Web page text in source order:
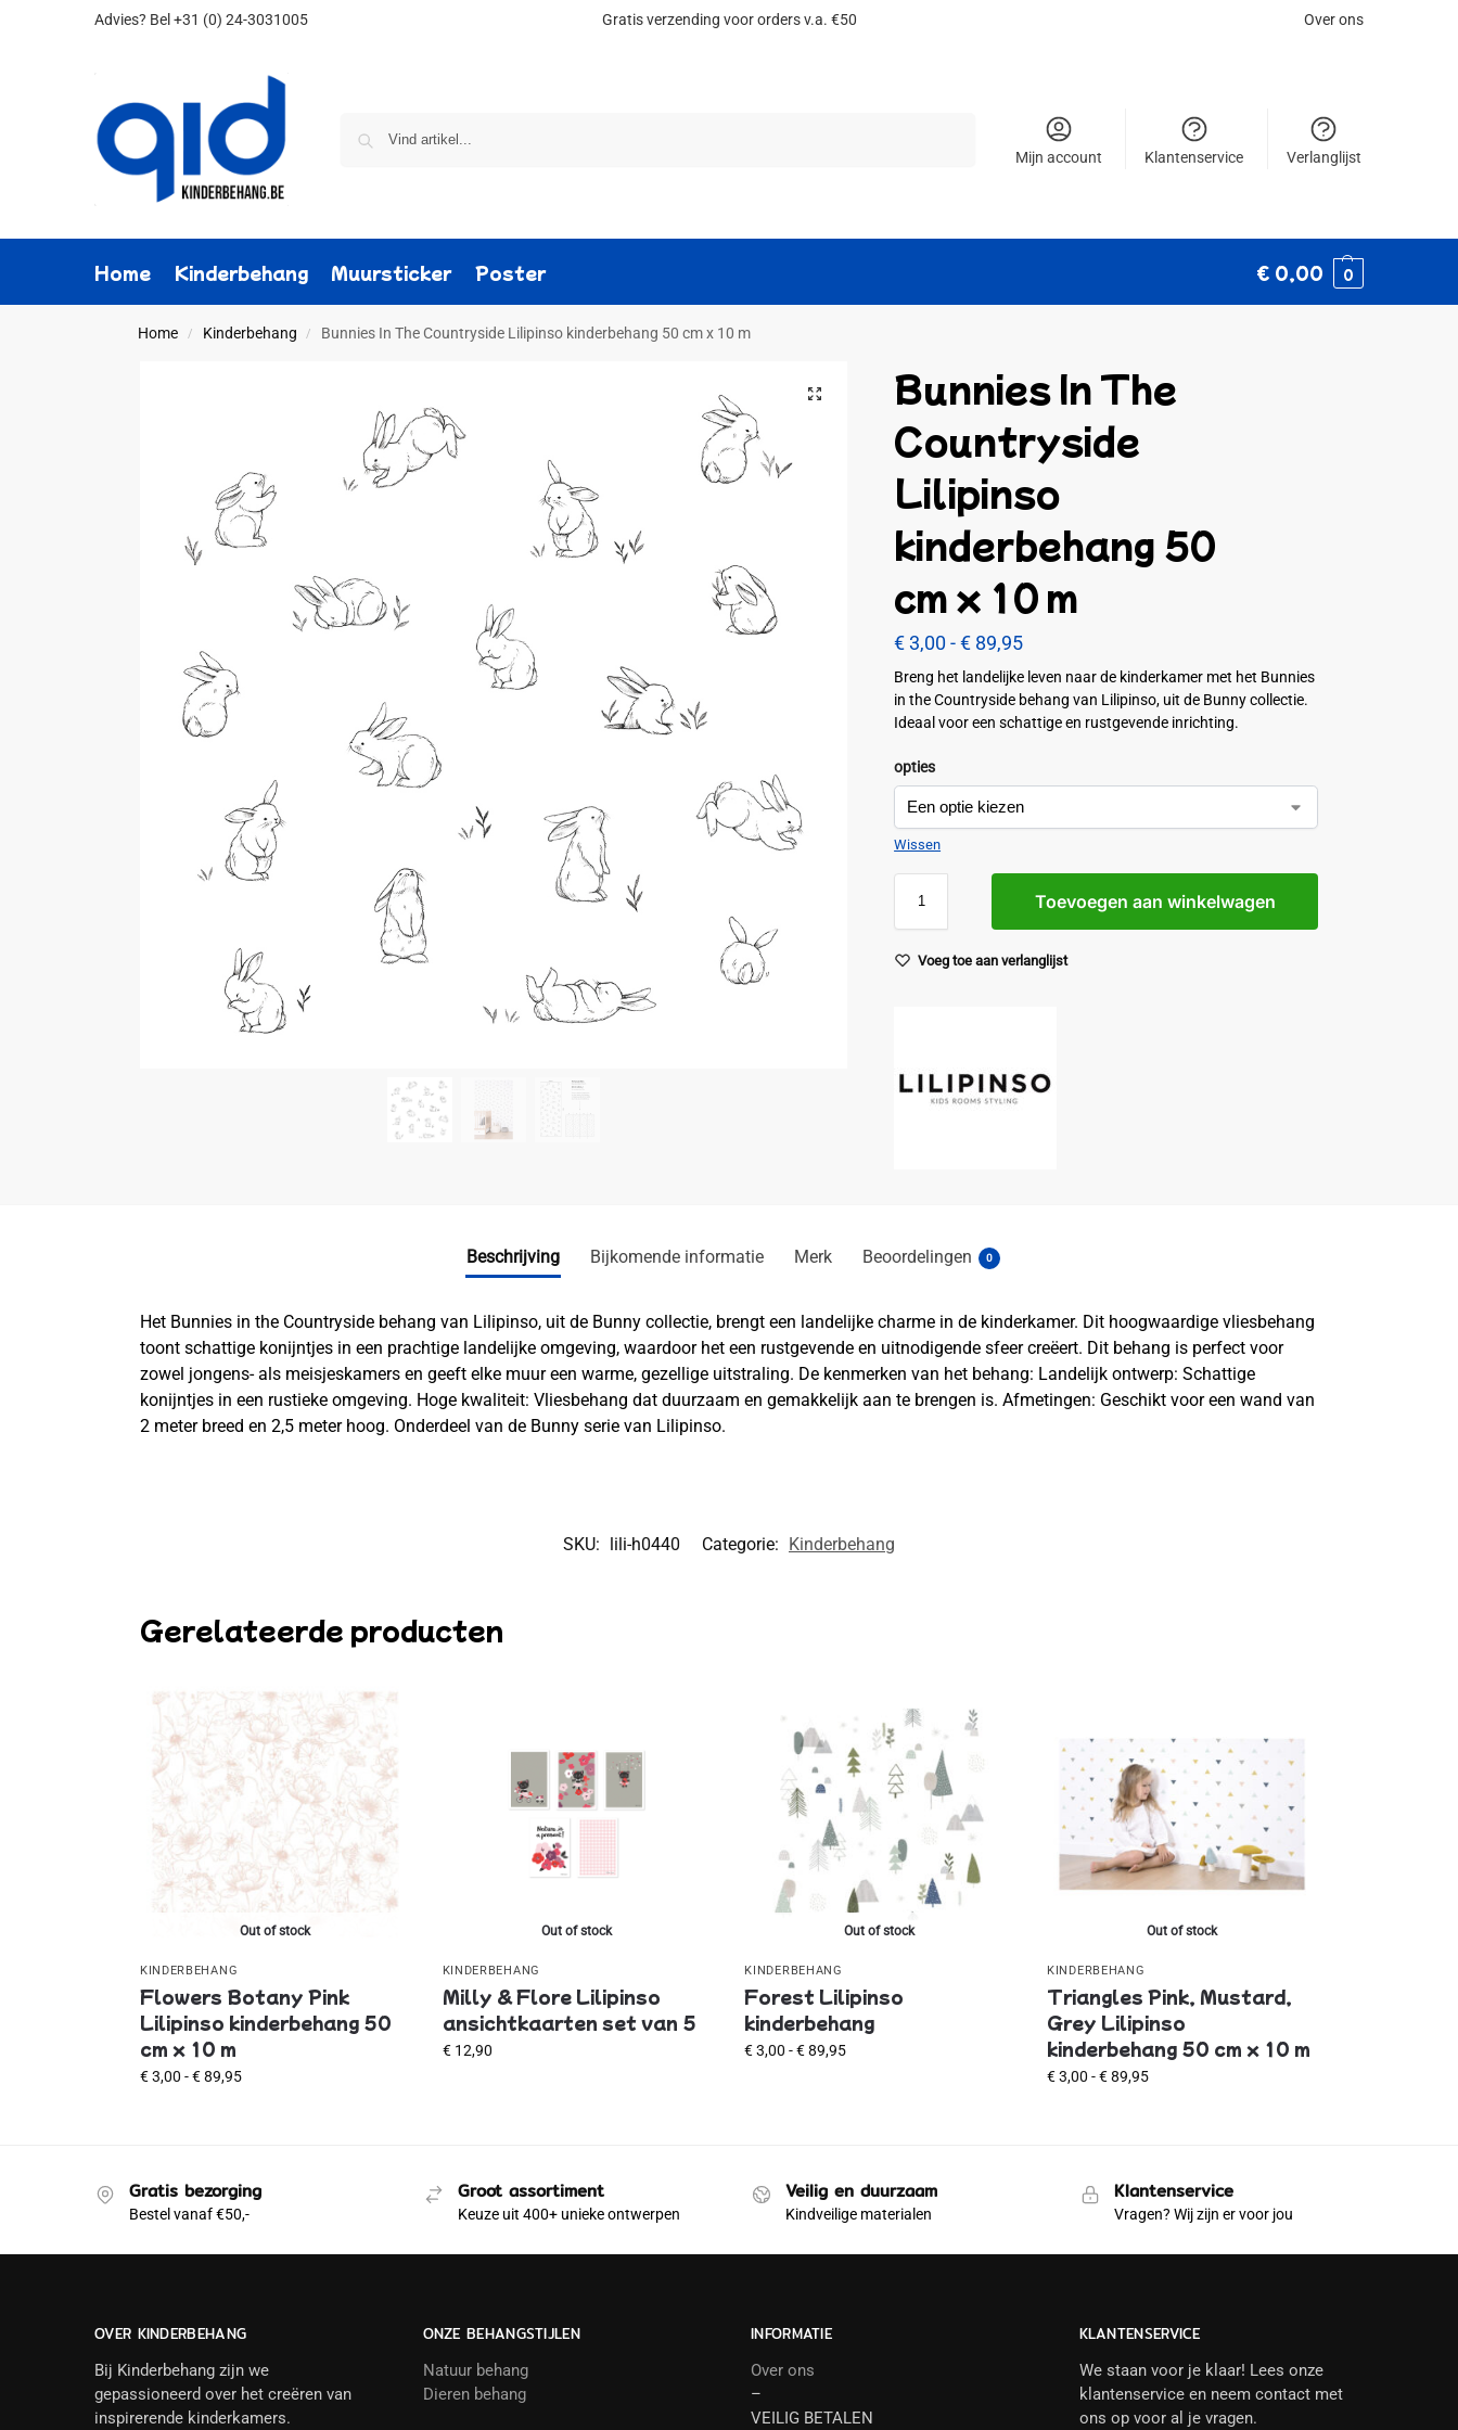
Advies? Bel +31 (0) 24-3031005 Gratis verzending voor orders v.a. €50 Over ons
Mijn account Klantenservice Verlanglijst
Home Kinderbehang Muursticker Poster € 0,00 0
Home / Kinderbehang / Bunnies In The Countryside Lilipinso kinderbehang 50 cm x 10 m
Bunnies In The
Countryside
Lilipinso
kinderbehang 50
cm x 10 m
€3,00-€ 89,95
Breng het landelijke leven naar de kinderkamer met het Bunnies
in the Countryside behang van Lilipinso, uit de Bunny collectie.
Ideaal voor een schattige en rustgevende inrichting.
opties
Wissen
Toevoegen aan winkelwagen
Voeg toe aan verlanglijst
Beschrijving Bijkomende informatie Merk Beoordelingen 0
Het Bunnies in the Countryside behang van Lilipinso, uit de Bunny collectie, brengt een landelijke charme in de kinderkamer. Dit hoogwaardige vliesbehang
toont schattige konijntjes in een prachtige landelijke omgeving, waardoor het een rustgevende en uitnodigende sfeer creëert. Dit behang is perfect voor
zowel jongens- als meisjeskamers en geeft elke muur een warme, gezellige uitstraling. De kenmerken van het behang: Landelijk ontwerp: Schattige
konijntjes in een rustieke omgeving. Hoge kwaliteit: Vliesbehang dat duurzaam en gemakkelijk aan te brengen is. Afmetingen: Geschikt voor een wand van
2 meter breed en 2,5 meter hoog. Onderdeel van de Bunny serie van Lilipinso.
SKU: lili-h0440 Categorie: Kinderbehang
Gerelateerde producten
Out of stock
KINDERBEHANG
Flowers Botany Pink
Lilipinso kinderbehang 50
cm x 10 m
€3,00 -€89,95
Out of stock
KINDERBEHANG
Milly & Flore Lilipinso
ansichtkaarten set van 5
€12,90
Out of stock
KINDERBEHANG
Forest Lilipinso
kinderbehang
€3,00 - €89,95
Out of stock
KINDERBEHANG
Triangles Pink, Mustard,
Grey Lilipinso
kinderbehang 50 cm x 10 m
€3,00 -€89,95
Gratis bezorging
Bestel vanaf €50,-
Groot assortiment
Keuze uit 400+ unieke ontwerpen
Veilig en duurzaam
Kindveilige materialen
Klantenservice
Vragen? Wij zijn er voor jou
OVER KINDERBEHANG
Bij Kinderbehang zijn we
gepassioneerd over het creëren van
inspirerende kinderkamers.
ONZE BEHANGSTIJLEN
Natuur behang
Dieren behang
INFORMATIE
Over ons
–
VEILIG BETALEN
KLANTENSERVICE
We staan voor je klaar! Lees onze
klantenservice en neem contact met
ons op voor al je vragen.